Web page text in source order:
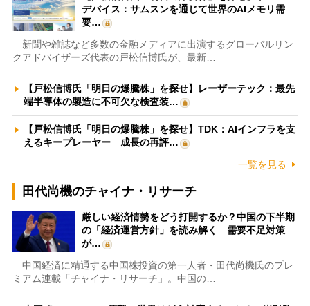
デバイス：サムスンを通じて世界のAIメモリ需
要…
新聞や雑誌など多数の金融メディアに出演するグローバルリン
クアドバイザーズ代表の戸松信博氏が、最新…
【戸松信博氏「明日の爆騰株」を探せ】レーザーテック：最先
端半導体の製造に不可欠な検査装…
【戸松信博氏「明日の爆騰株」を探せ】TDK：AIインフラを支
えるキープレーヤー 成長の再評…
一覧を見る
田代尚機のチャイナ・リサーチ
厳しい経済情勢をどう打開するか？中国の下半期
の「経済運営方針」を読み解く 需要不足対策
が…
中国経済に精通する中国株投資の第一人者・田代尚機氏のプレ
ミアム連載「チャイナ・リサーチ」。中国の…